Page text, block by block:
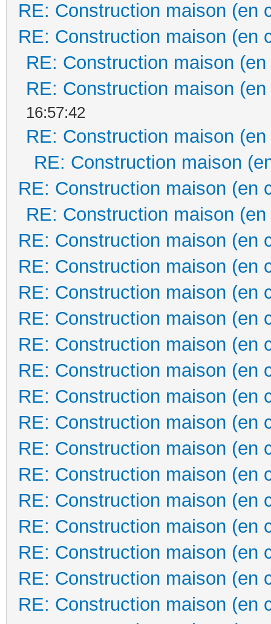
RE: Construction maison (en
RE: Construction maison (en
RE: Construction maison
RE: Construction maison
16:57:42
RE: Construction maison
RE: Construction maison
RE: Construction maison (en
RE: Construction maison
RE: Construction maison (en
RE: Construction maison (en
RE: Construction maison (en
RE: Construction maison (en
RE: Construction maison (en
RE: Construction maison (en
RE: Construction maison (en
RE: Construction maison (en
RE: Construction maison (en
RE: Construction maison (en
RE: Construction maison (en
RE: Construction maison (en
RE: Construction maison (en
RE: Construction maison (en
RE: Construction maison (en